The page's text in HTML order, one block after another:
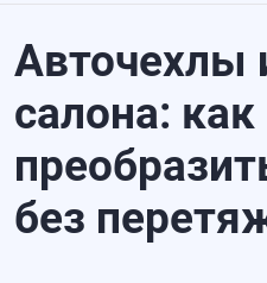
Авточехлы
салона: как
без